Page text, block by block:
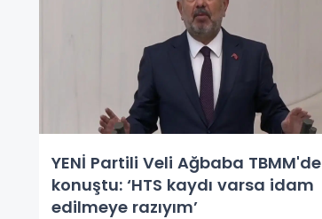
YENİ Partili Veli Ağbaba TBMM'de
konuştu: ‘HTS kaydı varsa idam
edilmeye razıyım’